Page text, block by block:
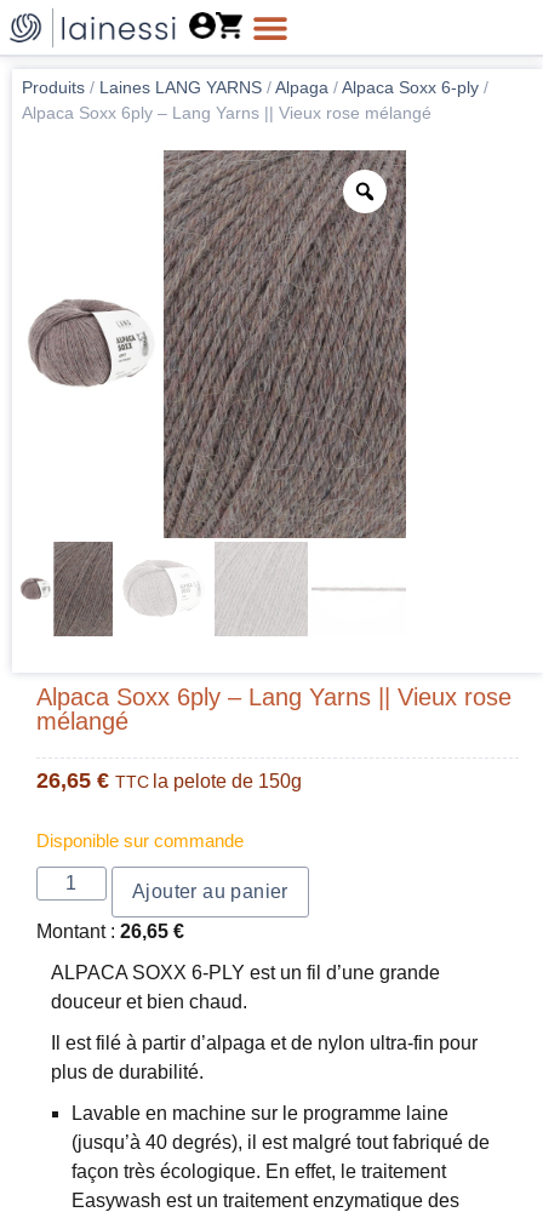
Produits / Laines LANG YARNS /Alpaga /Alpaca Soxx 6-ply /
Alpaca Soxx 6ply – Lang Yarns || Vieux rose mélangé
Alpaca Soxx 6ply – Lang Yarns || Vieux rose
mélangé
26,65 € TTC la pelote de 150g
Disponible sur commande
Ajouter au panier
Montant : 26,65 €
ALPACA SOXX 6-PLY est un fil d’une grande
douceur et bien chaud.
Il est filé à partir d’alpaga et de nylon ultra-fin pour
plus de durabilité.
Lavable en machine sur le programme laine
(jusqu’à 40 degrés), il est malgré tout fabriqué de
façon très écologique. En effet, le traitement
Easywash est un traitement enzymatique des